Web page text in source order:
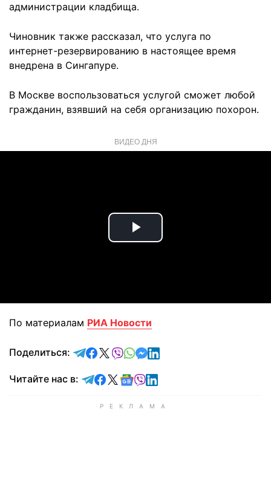
администрации кладбища.
Чиновник также рассказал, что услуга по
интернет-резервированию в настоящее время
внедрена в Сингапуре.
В Москве воспользоваться услугой сможет любой
гражданин, взявший на себя организацию похорон.
ВИДЕО ДНЯ
Play
По материалам РИА Новости
Поделиться: отправить в Telegram
поделиться в Facebook
поделиться в X
отправить в Viber
отправить в Whatsapp
отправить в Messenger
отправить в LinkedIn
Читайте нас в: Читайте в Telegram
Читайте в Facebook
Читайте в X
Читайте в Google news
Читайте в Viber
Читайте в LinkedIn